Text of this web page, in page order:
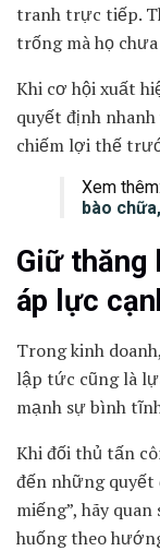
tranh trực tiếp.
trống mà họ
Khi cơ hội xuất
quyết định
chiếm lợi thế
Xem thêm:
bào
Giữ thăng
áp lực
Trong kinh
lập tức cũng là
mạnh sự bình
Khi đối thủ tấn
đến những quyết
miếng”, hãy
huống theo